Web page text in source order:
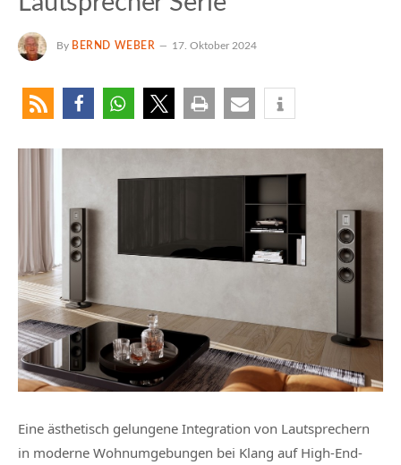
By BERND WEBER 17. Oktober 2024
Eine ästhetisch gelungene Integration von Lautsprechern
in moderne Wohnumgebungen bei Klang auf High-End-